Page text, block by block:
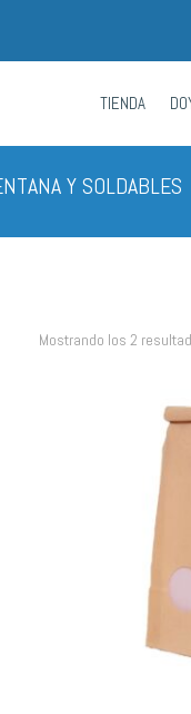
TIENDA
Y SOLDABLES
Mostrando los 2